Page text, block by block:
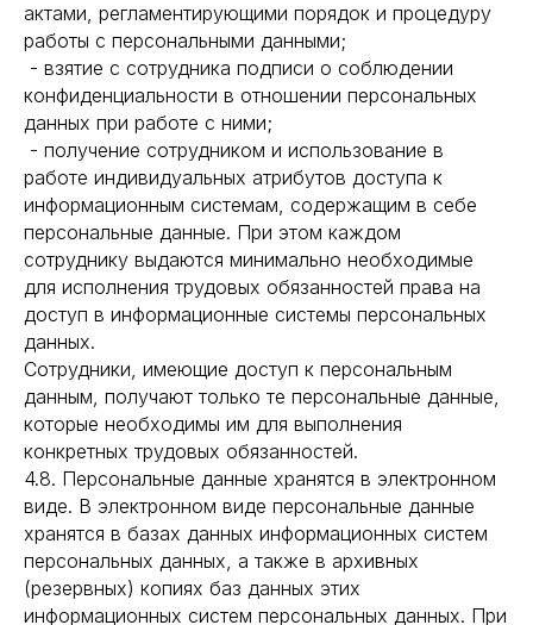
актами, регламентирующими порядок и процедуру
работы с персональными данными;
- взятие с сотрудника подписи о соблюдении
конфиденциальности в отношении персональных
данных при работе с ними;
- получение сотрудником и использование в
работе индивидуальных атрибутов доступа к
информационным системам, содержащим в себе
персональные данные. При этом каждом
сотруднику выдаются минимально необходимые
для исполнения трудовых обязанностей права на
доступ в информационные системы персональных
данных.
Сотрудники, имеющие доступ к персональным
данным, получают только те персональные данные,
которые необходимы им для выполнения
конкретных трудовых обязанностей.
4.8. Персональные данные хранятся в электронном
виде. В электронном виде персональные данные
хранятся в базах данных информационных систем
персональных данных, а также в архивных
(резервных) копиях баз данных этих
информационных систем персональных данных. При